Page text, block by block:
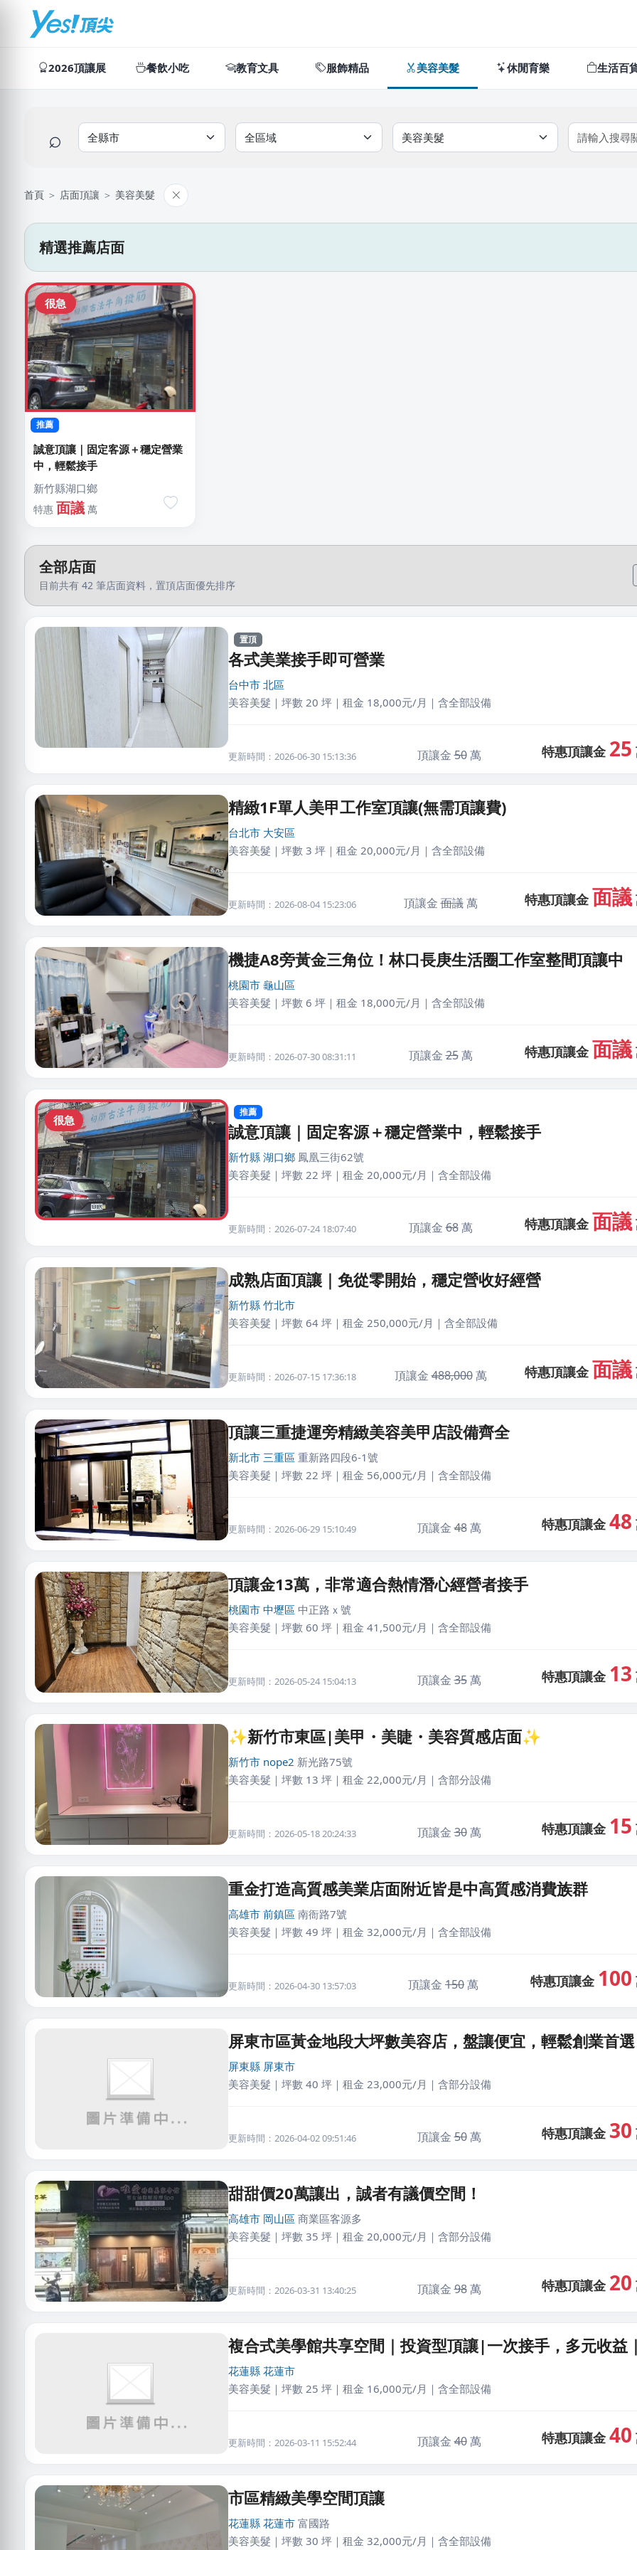
2026頂讓展 餐飲小吃 教育文具 服飾精品 美容美髮 休閒育樂 生活百
⌕
首頁 ＞ 店面頂讓 ＞ 美容美髮
精選推薦店面
很急
推薦
誠意頂讓｜固定客源＋穩定營業
中，輕鬆接手
新竹縣湖口鄉
特惠 面議 萬
全部店面
目前共有 42 筆店面資料，置頂店面優先排序
置頂
各式美業接手即可營業
台中市 北區
美容美髮｜坪數 20 坪｜租金 18,000元/月｜含全部設備
更新時間：2026-06-30 15:13:36 頂讓金50萬 特惠頂讓金 25
精緻1F單人美甲工作室頂讓(無需頂讓費)
台北市 大安區
美容美髮｜坪數 3 坪｜租金 20,000元/月｜含全部設備
更新時間：2026-08-04 15:23:06 頂讓金面議萬 特惠頂讓金 面議
機捷A8旁黃金三角位！林口長庚生活圈工作室整間頂讓中
桃園市 龜山區
美容美髮｜坪數 6 坪｜租金 18,000元/月｜含全部設備
更新時間：2026-07-30 08:31:11 頂讓金25萬 特惠頂讓金 面議
很急
推薦
誠意頂讓｜固定客源＋穩定營業中，輕鬆接手
新竹縣 湖口鄉 鳳凰三街62號
美容美髮｜坪數 22 坪｜租金 20,000元/月｜含全部設備
更新時間：2026-07-24 18:07:40 頂讓金68萬 特惠頂讓金 面議
成熟店面頂讓｜免從零開始，穩定營收好經營
新竹縣 竹北市
美容美髮｜坪數 64 坪｜租金 250,000元/月｜含全部設備
更新時間：2026-07-15 17:36:18 頂讓金488,000萬 特惠頂讓金 面議
頂讓三重捷運旁精緻美容美甲店設備齊全
新北市 三重區 重新路四段6-1號
美容美髮｜坪數 22 坪｜租金 56,000元/月｜含全部設備
更新時間：2026-06-29 15:10:49 頂讓金48萬 特惠頂讓金 48
頂讓金13萬，非常適合熱情潛心經營者接手
桃園市 中壢區 中正路ｘ號
美容美髮｜坪數 60 坪｜租金 41,500元/月｜含全部設備
更新時間：2026-05-24 15:04:13 頂讓金35萬 特惠頂讓金 13
✨新竹市東區|美甲・美睫・美容質感店面✨
新竹市 nope2 新光路75號
美容美髮｜坪數 13 坪｜租金 22,000元/月｜含部分設備
更新時間：2026-05-18 20:24:33 頂讓金30萬 特惠頂讓金 15
重金打造高質感美業店面附近皆是中高質感消費族群
高雄市 前鎮區 南衙路7號
美容美髮｜坪數 49 坪｜租金 32,000元/月｜含全部設備
更新時間：2026-04-30 13:57:03 頂讓金 150萬 特惠頂讓金 100
屏東市區黃金地段大坪數美容店，盤讓便宜，輕鬆創業首選
屏東縣 屏東市
美容美髮｜坪數 40 坪｜租金 23,000元/月｜含部分設備
更新時間：2026-04-02 09:51:46 頂讓金50萬 特惠頂讓金 30
甜甜價20萬讓出，誠者有議價空間！
高雄市 岡山區 商業區客源多
美容美髮｜坪數 35 坪｜租金 20,000元/月｜含部分設備
更新時間：2026-03-31 13:40:25 頂讓金98萬 特惠頂讓金 20
複合式美學館共享空間｜投資型頂讓|一次接手，多元收益
花蓮縣 花蓮市
美容美髮｜坪數 25 坪｜租金 16,000元/月｜含全部設備
更新時間：2026-03-11 15:52:44 頂讓金40萬 特惠頂讓金 40
市區精緻美學空間頂讓
花蓮縣 花蓮市 富國路
美容美髮｜坪數 30 坪｜租金 32,000元/月｜含全部設備